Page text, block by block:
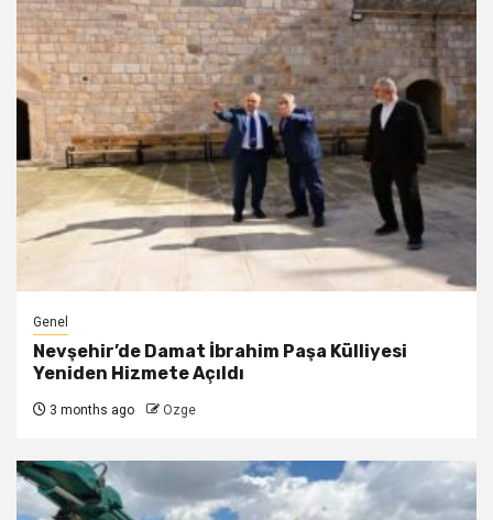
Genel
Nevşehir’de Damat İbrahim Paşa Külliyesi
Yeniden Hizmete Açıldı
3 months ago Ozge